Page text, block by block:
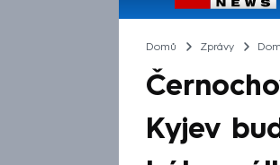
Domů Zprávy
Kyjev